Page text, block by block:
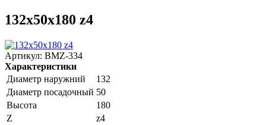
132x50x180 z4
Артикул: BMZ-334
Характеристики
Диаметр наружний
132
Диаметр посадочный 50
Высота
180
Z
z4